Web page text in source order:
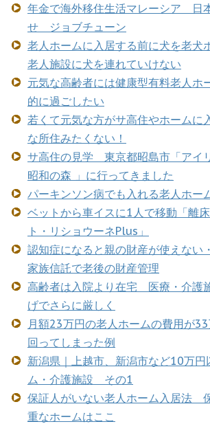
年金で海外移住生活マレーシア 日
せ ジョブチューン
老人ホームに入居する前に犬を老犬
老人施設に犬を連れていけない
元気な高齢者には健康型有料老人
的に過ごしたい
若くて元気な方がサ高住やホーム
な所住みたくない！
サ高住の見学 東京都昭島市「アイ
昭和の森 」に行ってきました
パーキンソン病でも入れる老人ホー
ベットから車イスに1人で移動「離
ト・リショウーネPlus」
認知症になると親の財産が使えな
家族信託で老後の財産管理
高齢者は入院より在宅 医療・介護
げでさらに厳しく
月額23万円の老人ホームの費用が
回ってしまった例
新潟県｜上越市、新潟市など10万円
ム・介護施設 その1
保証人がいない老人ホーム入居法
重なホームはここ